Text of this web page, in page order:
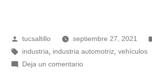
tucsaltillo septiembre 27, 2021
industria, industria automotriz,vehículos
Deja un comentario